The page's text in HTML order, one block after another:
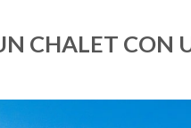
CHALET CON